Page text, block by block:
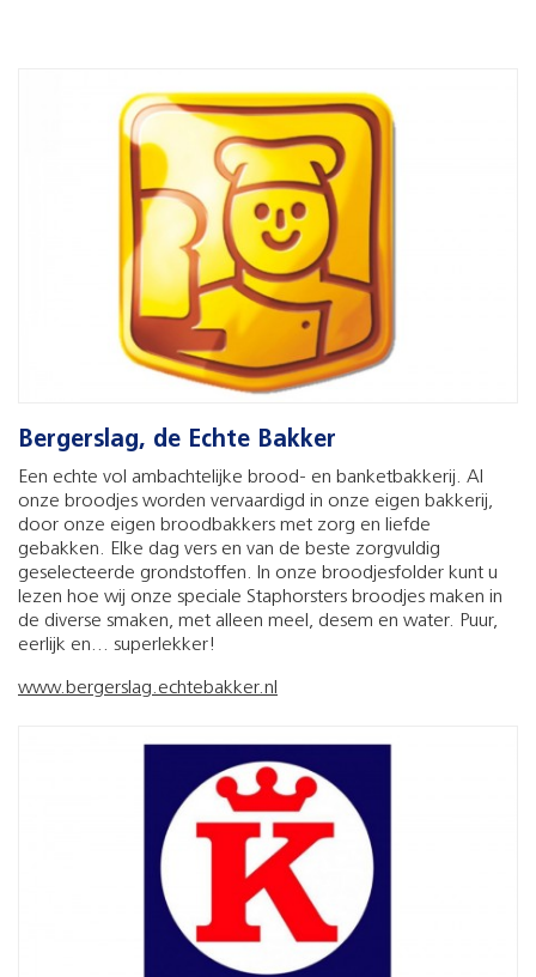
Bergerslag, de Echte Bakker
Een echte vol ambachtelijke brood- en banketbakkerij. Al
onze broodjes worden vervaardigd in onze eigen bakkerij,
door onze eigen broodbakkers met zorg en liefde
gebakken. Elke dag vers en van de beste zorgvuldig
geselecteerde grondstoffen. In onze broodjesfolder kunt u
lezen hoe wij onze speciale Staphorsters broodjes maken in
de diverse smaken, met alleen meel, desem en water. Puur,
eerlijk en... superlekker!
www.bergerslag.echtebakker.nl